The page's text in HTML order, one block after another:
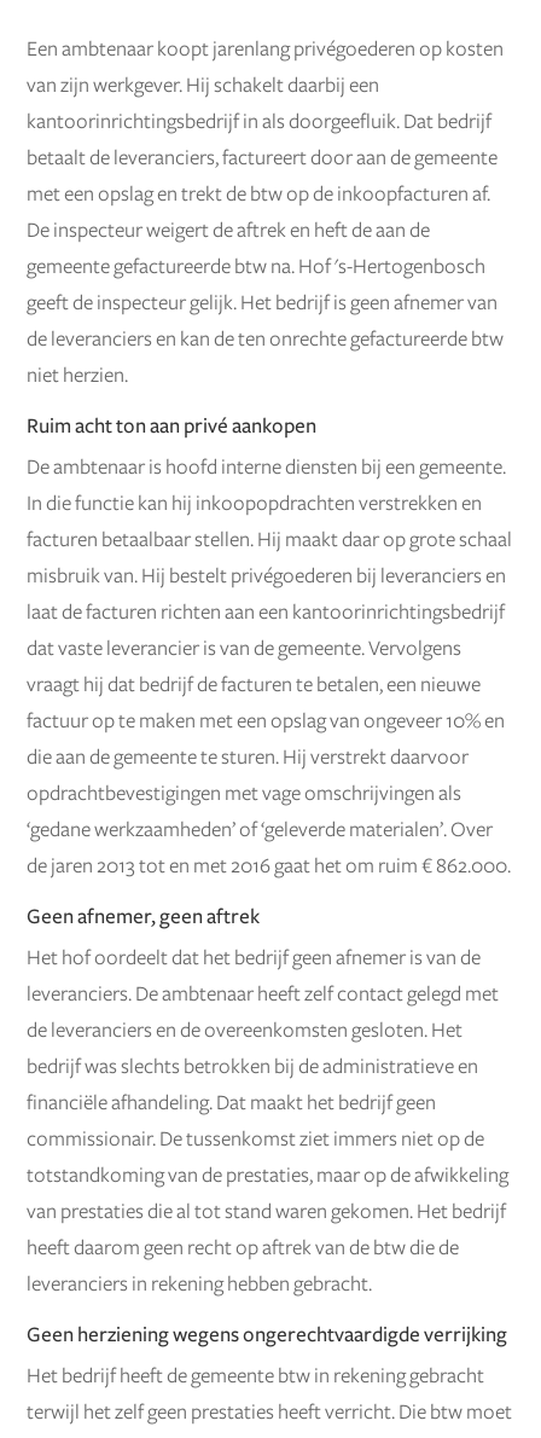
Een ambtenaar koopt jarenlang privégoederen op kosten
van zijn werkgever. Hij schakelt daarbij een
kantoorinrichtingsbedrijf in als doorgeefluik. Dat bedrijf
betaalt de leveranciers, factureert door aan de gemeente
met een opslag en trekt de btw op de inkoopfacturen af.
De inspecteur weigert de aftrek en heft de aan de
gemeente gefactureerde btw na. Hof 's-Hertogenbosch
geeft de inspecteur gelijk. Het bedrijf is geen afnemer van
de leveranciers en kan de ten onrechte gefactureerde btw
niet herzien.
Ruim acht ton aan privé aankopen
De ambtenaar is hoofd interne diensten bij een gemeente.
In die functie kan hij inkoopopdrachten verstrekken en
facturen betaalbaar stellen. Hij maakt daar op grote schaal
misbruik van. Hij bestelt privégoederen bij leveranciers en
laat de facturen richten aan een kantoorinrichtingsbedrijf
dat vaste leverancier is van de gemeente. Vervolgens
vraagt hij dat bedrijf de facturen te betalen, een nieuwe
factuur op te maken met een opslag van ongeveer 10% en
die aan de gemeente te sturen. Hij verstrekt daarvoor
opdrachtbevestigingen met vage omschrijvingen als
‘gedane werkzaamheden’ of ‘geleverde materialen’. Over
de jaren 2013 tot en met 2016 gaat het om ruim € 862.000.
Geen afnemer, geen aftrek
Het hof oordeelt dat het bedrijf geen afnemer is van de
leveranciers. De ambtenaar heeft zelf contact gelegd met
de leveranciers en de overeenkomsten gesloten. Het
bedrijf was slechts betrokken bij de administratieve en
financiële afhandeling. Dat maakt het bedrijf geen
commissionair. De tussenkomst ziet immers niet op de
totstandkoming van de prestaties, maar op de afwikkeling
van prestaties die al tot stand waren gekomen. Het bedrijf
heeft daarom geen recht op aftrek van de btw die de
leveranciers in rekening hebben gebracht.
Geen herziening wegens ongerechtvaardigde verrijking
Het bedrijf heeft de gemeente btw in rekening gebracht
terwijl het zelf geen prestaties heeft verricht. Die btw moet